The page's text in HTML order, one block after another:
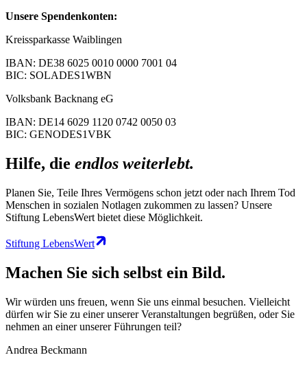
Unsere Spendenkonten:
Kreissparkasse Waiblingen
IBAN: DE38 6025 0010 0000 7001 04
BIC: SOLADES1WBN
Volksbank Backnang eG
IBAN: DE14 6029 1120 0742 0050 03
BIC: GENODES1VBK
Hilfe, die endlos weiterlebt.
Planen Sie, Teile Ihres Vermögens schon jetzt oder nach Ihrem Tod
Menschen in sozialen Notlagen zukommen zu lassen? Unsere
Stiftung LebensWert bietet diese Möglichkeit.
Stiftung LebensWert
Machen Sie sich selbst ein Bild.
Wir würden uns freuen, wenn Sie uns einmal besuchen. Vielleicht
dürfen wir Sie zu einer unserer Veranstaltungen begrüßen, oder Sie
nehmen an einer unserer Führungen teil?
Andrea Beckmann